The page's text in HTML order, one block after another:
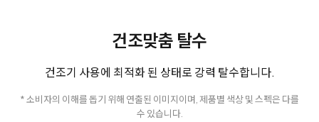
건조맞춤 탈수
건조기 사용에 최적화 된 상태로 강력 탈수합니다.
* 소비자의 이해를 돕기 위해 연출된 이미지이며, 제품별 색상 및 스펙은 다를
수 있습니다.